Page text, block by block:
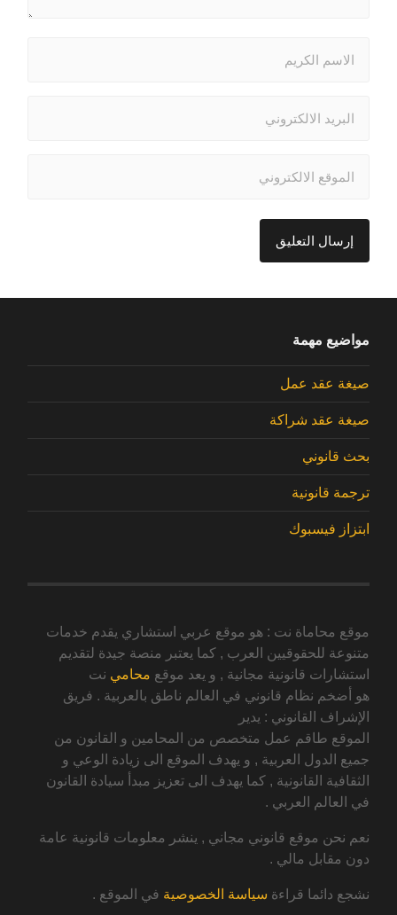
مواضيع مهمة
صيغة عقد عمل
صيغة عقد شراكة
بحث قانوني
ترجمة قانونية
ابتزاز فيسبوك
موقع محاماة نت : هو موقع عربي استشاري يقدم خدمات
متنوعة للحقوقيين العرب , كما يعتبر منصة جيدة لتقديم
استشارات قانونية مجانية , و يعد موقع محامي نت
هو أضخم نظام قانوني في العالم ناطق بالعربية . فريق
الإشراف القانوني : يدير
الموقع طاقم عمل متخصص من المحامين و القانون من
جميع الدول العربية , و يهدف الموقع الى زيادة الوعي و
الثقافية القانونية , كما يهدف الى تعزيز مبدأ سيادة القانون
في العالم العربي .
نعم نحن موقع قانوني مجاني , ينشر معلومات قانونية عامة
دون مقابل مالي .
نشجع دائما قراءة سياسة الخصوصية في الموقع .